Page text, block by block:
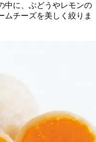
中に、ぶどうやレモンの
ムチーズを美しく絞りま